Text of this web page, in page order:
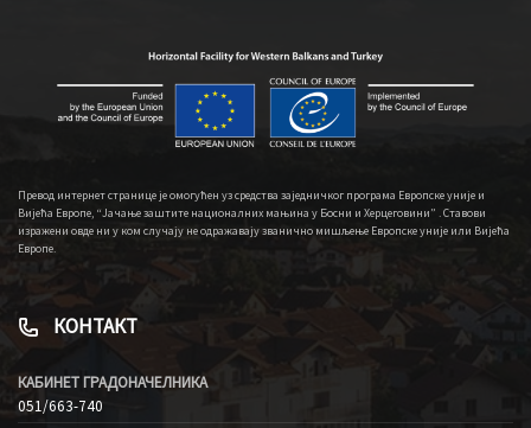
Превод интернет странице је омогућен уз средства заједничког програма Европске уније и
Вијећа Европе, “Јачање заштите националних мањина у Босни и Херцеговини” . Ставови
изражени овде ни у ком случају не одражавају званично мишљење Европске уније или Вијећа
Европе.
КОНТАКТ
КАБИНЕТ ГРАДОНАЧЕЛНИКА
051/663-740